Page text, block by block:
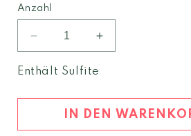
Anzahl
Verringere
die
Menge
NM
2025
Erhöhe
die
NM
weiss
2025
Enthält Sulfite
IN DEN